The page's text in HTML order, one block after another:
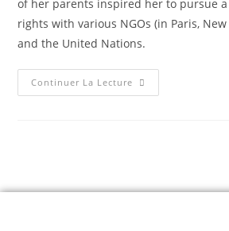
of her parents inspired her to pursue
rights with various NGOs (in Paris,
and the United Nations.
Continuer La Lecture